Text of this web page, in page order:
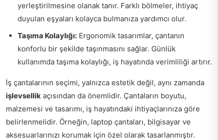
yerleştirilmesine olanak tanır. Farklı bölmeler, ihtiyaç
duyulan eşyaları kolayca bulmanıza yardımcı olur.
Taşıma Kolaylığı: Ergonomik tasarımlar, çantanın
konforlu bir şekilde taşınmasını sağlar. Günlük
kullanımda taşıma kolaylığı, iş hayatında verimliliği artırır.
İş çantalarının seçimi, yalnızca estetik değil, aynı zamanda
işlevsellik açısından da önemlidir. Çantaların boyutu,
malzemesi ve tasarımı, iş hayatındaki ihtiyaçlarınıza göre
belirlenmelidir. Örneğin, laptop çantaları, bilgisayar ve
aksesuarlarınızı korumak için özel olarak tasarlanmıştır.